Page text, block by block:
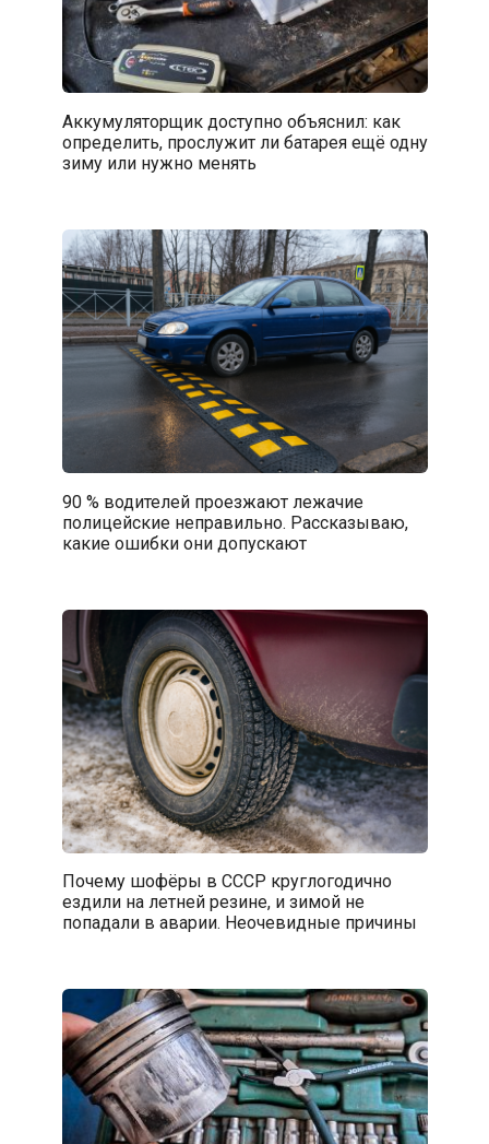
Аккумуляторщик доступно объяснил: как
определить, прослужит ли батарея ещё одну
зиму или нужно менять
90 % водителей проезжают лежачие
полицейские неправильно. Рассказываю,
какие ошибки они допускают
Почему шофёры в СССР круглогодично
ездили на летней резине, и зимой не
попадали в аварии. Неочевидные причины